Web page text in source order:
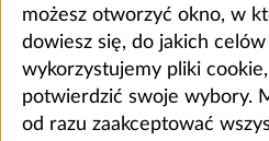
możesz otworzyć okno, w
dowiesz się, do jakich celów
wykorzystujemy pliki
potwierdzić swoje wybory.
od razu zaakceptować